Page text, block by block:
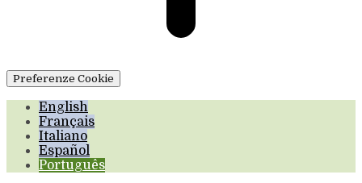
Preferenze Cookie
English
Français
Italiano
Español
Português